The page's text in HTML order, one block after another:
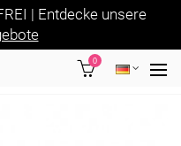
| Entdecke unsere
0